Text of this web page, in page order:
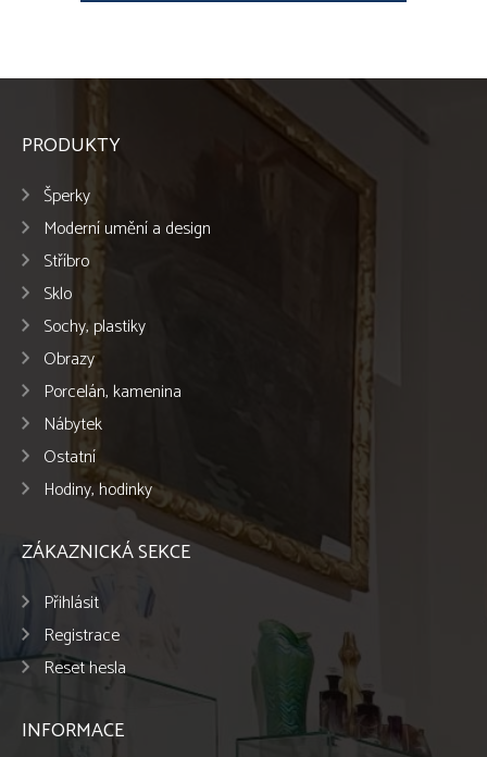
PRODUKTY
Šperky
Moderní umění a design
Stříbro
Sklo
Sochy, plastiky
Obrazy
Porcelán, kamenina
Nábytek
Ostatní
Hodiny, hodinky
ZÁKAZNICKÁ SEKCE
Přihlásit
Registrace
Reset hesla
INFORMACE